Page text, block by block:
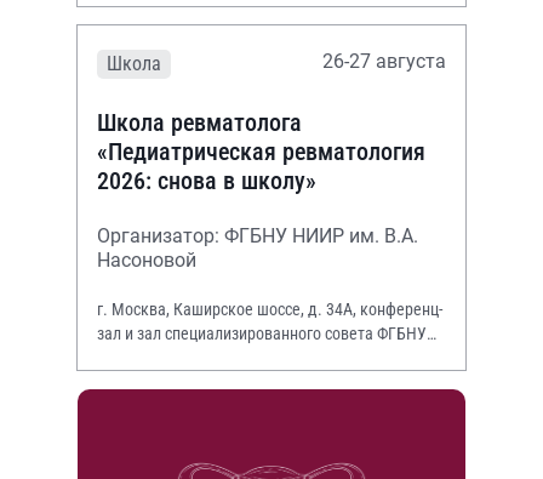
Школа 26-27 августа
Школа ревматолога
«Педиатрическая ревматология
2026: снова в школу»
Организатор: ФГБНУ НИИР им. В.А.
Насоновой
г. Москва, Каширское шоссе, д. 34А, конференц-
зал и зал специализированного совета ФГБНУ